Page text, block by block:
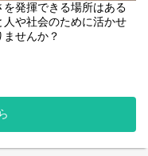
発揮できる場所はある
や社会のために活かせ
せんか？
リヴァが開催するオー
社会を動かす実感とは
明でなく、みなさんと